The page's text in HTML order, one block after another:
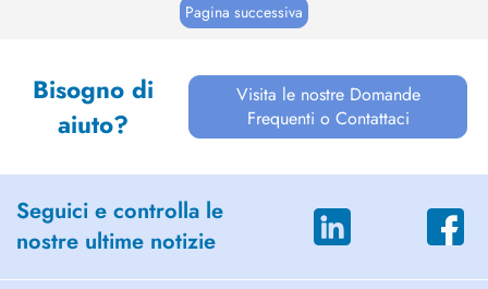
Pagina successiva
Bisogno di
aiuto?
Visita le nostre Domande
Frequenti o Contattaci
Seguici e controlla le
nostre ultime notizie